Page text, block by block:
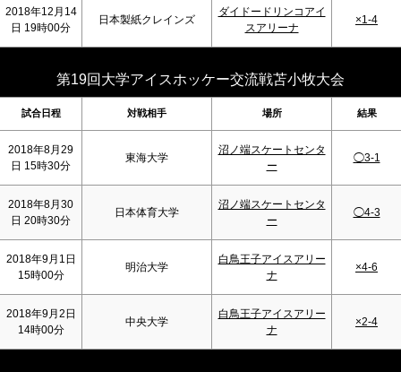
2018年12月14
日 19時00分
日本製紙クレインズ
ダイドードリンコアイ
スアリーナ
×1-4
第19回大学アイスホッケー交流戦苫小牧大会
試合日程 対戦相手 場所 結果
2018年8月29
日 15時30分
東海大学
沼ノ端スケートセンタ
ー
◯3-1
2018年8月30
日 20時30分
日本体育大学
沼ノ端スケートセンタ
ー
◯4-3
2018年9月1日
15時00分
明治大学
白鳥王子アイスアリー
ナ
×4-6
2018年9月2日
14時00分
中央大学
白鳥王子アイスアリー
ナ
×2-4